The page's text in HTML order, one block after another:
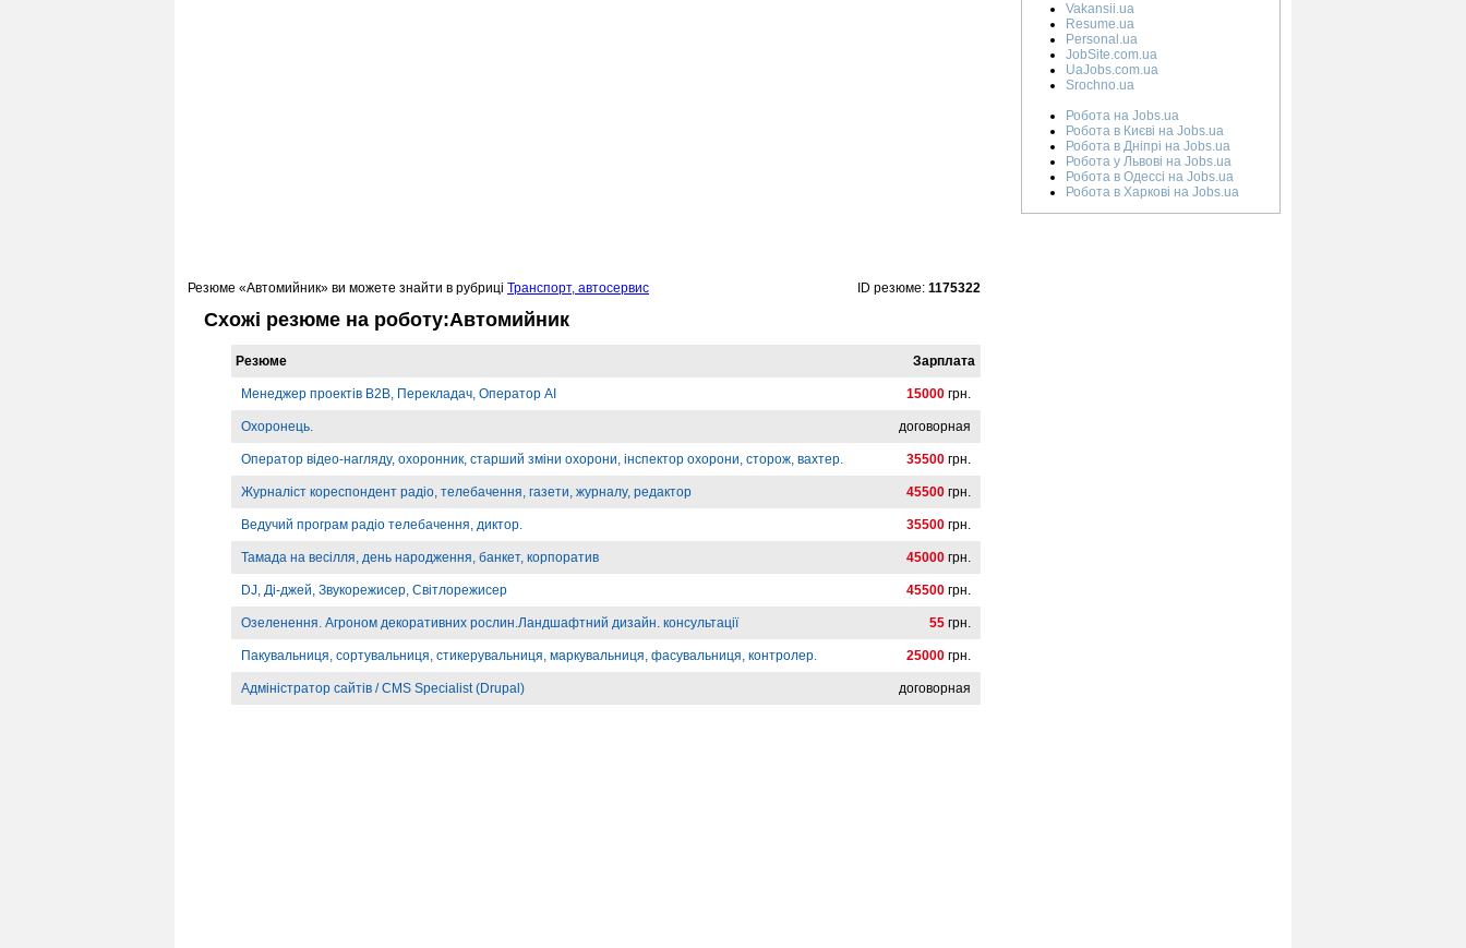
Резюме «Автомийник» ви можете знайти в рубриці Транспорт, автосервис ID резюме: 1175322
Схожі резюме на роботу:Автомийник
Резюме Зарплата
Менеджер проектів B2B, Перекладач, Оператор AI 15000 грн.
Охоронець. договорная
Оператор відео-нагляду, охоронник, старший зміни охорони, інспектор охорони, сторож, вахтер. 35500 грн.
Журналіст кореспондент радіо, телебачення, газети, журналу, редактор 45500 грн.
Ведучий програм радіо телебачення, диктор. 35500 грн.
Тамада на весілля, день народження, банкет, корпоратив 45000 грн.
DJ, Ді-джей, Звукорежисер, Світлорежисер 45500 грн.
Озеленення. Агроном декоративних рослин.Ландшафтний дизайн. консультації 55 грн.
Пакувальниця, сортувальниця, стикерувальниця, маркувальниця, фасувальниця, контролер. 25000 грн.
Адміністратор сайтів / CMS Specialist (Drupal) договорная
Vakansii.ua
Resume.ua
Personal.ua
JobSite.com.ua
UaJobs.com.ua
Srochno.ua
Робота на Jobs.ua
Робота в Києві на Jobs.ua
Робота в Дніпрі на Jobs.ua
Робота у Львові на Jobs.ua
Робота в Одессі на Jobs.ua
Робота в Харкові на Jobs.ua